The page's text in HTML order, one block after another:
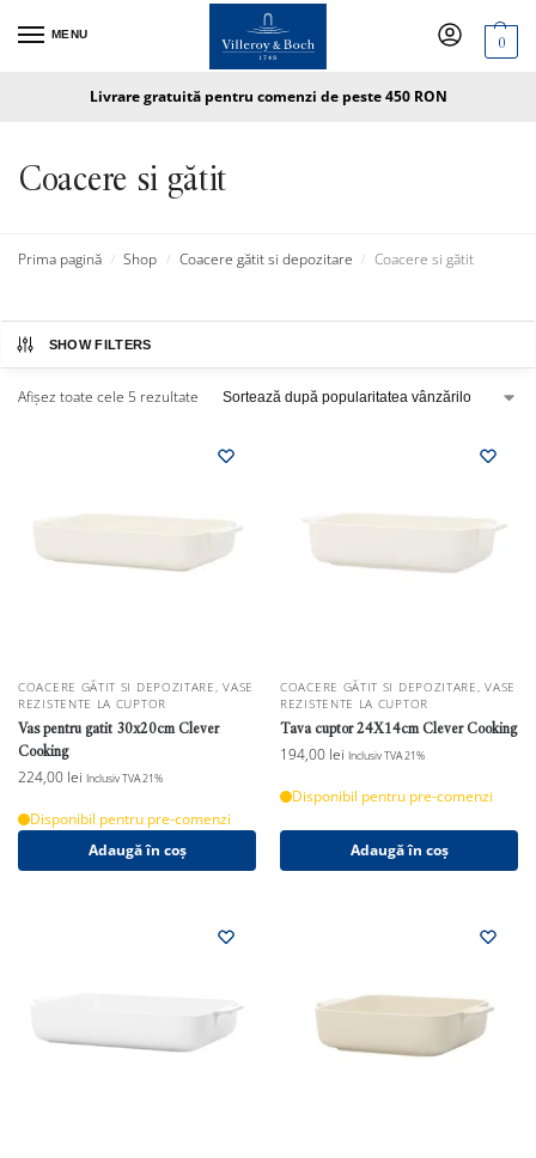
MENU 0
Livrare gratuită pentru comenzi de peste 450 RON
Coacere si gătit
Prima pagină / Shop / Coacere gătit si depozitare / Coacere si gătit
SHOW FILTERS
Afișez toate cele 5 rezultate
COACERE GĂTIT SI DEPOZITARE,VASE
REZISTENTE LA CUPTOR
Vas pentru gatit 30x20cm Clever
Cooking
224,00 lei Inclusiv TVA 21%
Disponibil pentru pre-comenzi
Adaugă în coș
COACERE GĂTIT SI DEPOZITARE,VASE
REZISTENTE LA CUPTOR
Tava cuptor 24X14cm Clever Cooking
194,00 lei Inclusiv TVA 21%
Disponibil pentru pre-comenzi
Adaugă în coș